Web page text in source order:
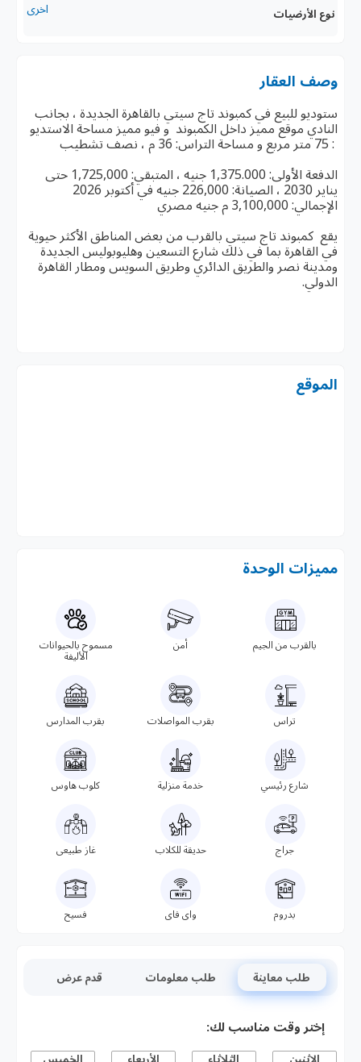
نوع الأرضيات اخرى
وصف العقار
ستوديو للبيع في كمبوند تاج سيتي بالقاهرة الجديدة ، بجانب
النادي موقع مميز داخل الكمبوند و فيو مميز مساحة الاستديو
: 75 متر مربع و مساحة التراس: 36 م ، نصف تشطيب
الدفعة الأولى: 1,375.000 جنيه ، المتبقي: 1,725,000 حتى
يناير 2030 ، الصيانة: 226,000 جنيه في أكتوبر 2026
الإجمالي: 3,100,000 م جنيه مصري
يقع كمبوند تاج سيتي بالقرب من بعض المناطق الأكثر حيوية
في القاهرة بما في ذلك شارع التسعين وهليوبوليس الجديدة
ومدينة نصر والطريق الدائري وطريق السويس ومطار القاهرة
الدولي.
الموقع
مميزات الوحدة
بالقرب من الجيم أمن
مسموح بالحيوانات
الأليفة
تراس بقرب المواصلات بقرب المدارس
شارع رئيسي خدمة منزلية كلوب هاوس
جراج حديقة للكلاب غاز طبيعى
بدروم واى فاى فسيح
طلب معاينة طلب معلومات قدم عرض
إختر وقت مناسب لك:
الاثنين الثلاثاء الأربعاء الخميس